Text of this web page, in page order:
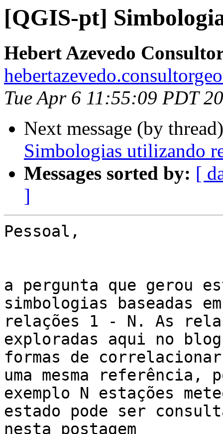
[QGIS-pt]
Hebert Azevedo
Tue Apr 6 11:55:09 PDT
Next message (by
Simbologias utilizando
Messages sorted by: [
]
Pessoal,
a pergunta que gerou
simbologias baseadas em
relações 1 - N. As
exploradas aqui no
formas de
uma mesma referência,
exemplo N estações
estado pode ser